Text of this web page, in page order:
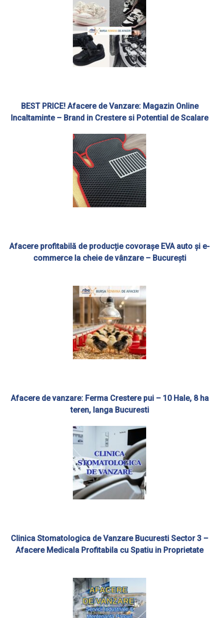
BEST PRICE! Afacere de Vanzare: Magazin Online
Incaltaminte – Brand in Crestere si Potential de Scalare
Afacere profitabilă de producție covorașe EVA auto și e-
commerce la cheie de vânzare – București
Afacere de vanzare: Ferma Crestere pui – 10 Hale, 8 ha
teren, langa Bucuresti
Clinica Stomatologica de Vanzare Bucuresti Sector 3 –
Afacere Medicala Profitabila cu Spatiu in Proprietate